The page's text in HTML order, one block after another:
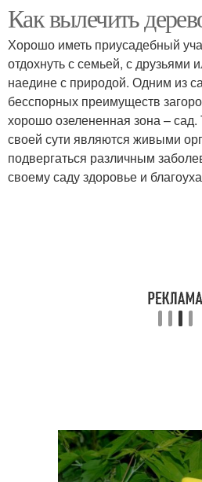
Как вылечить
Хорошо иметь приусадебный
отдохнуть с семьей, с друзьями
наедине с природой. Одним из
бесспорных преимуществ
хорошо озелененная зона – сад.
своей сути являются живыми
подвергаться различным
своему саду здоровье и